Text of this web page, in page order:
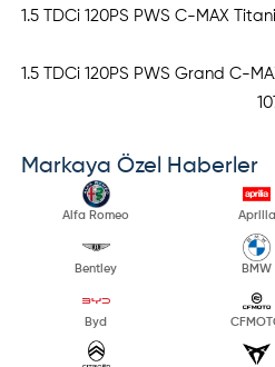
1.5 TDCi 120PS PWS C-MAX
1.5 TDCi 120PS PWS Grand C-
107.910
Markaya Özel Haberler
Alfa Romeo Aprilia
Bentley BMW
Byd